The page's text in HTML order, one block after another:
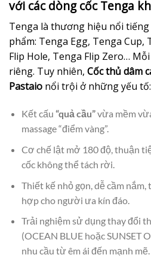
với các dòng cốc Tenga
Tenga là thương hiệu nổi
phẩm: Tenga Egg, Tenga Cup,
Flip Hole, Tenga Flip Zero…
riêng. Tuy nhiên, Cốc thủ dâm
Pastaio nổi trội ở những yếu tố:
Kết cấu “quả cầu”vừa mềm
massage “điểm vàng”.
Cơ chế lật mở 180 độ, thuận
cốc không thể tách rời.
Thiết kế nhỏ gọn, dễ cầm nắm,
hợp cho người ưa kín đáo.
Trải nghiệm sử dụng thay đổi
(OCEAN BLUE hoặc SUNSET
nhu cầu từ êm ái đến mạnh mẽ.